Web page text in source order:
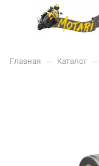
Главная Каталог